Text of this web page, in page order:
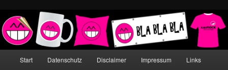
Start Datenschutz Disclaimer Impressum Links